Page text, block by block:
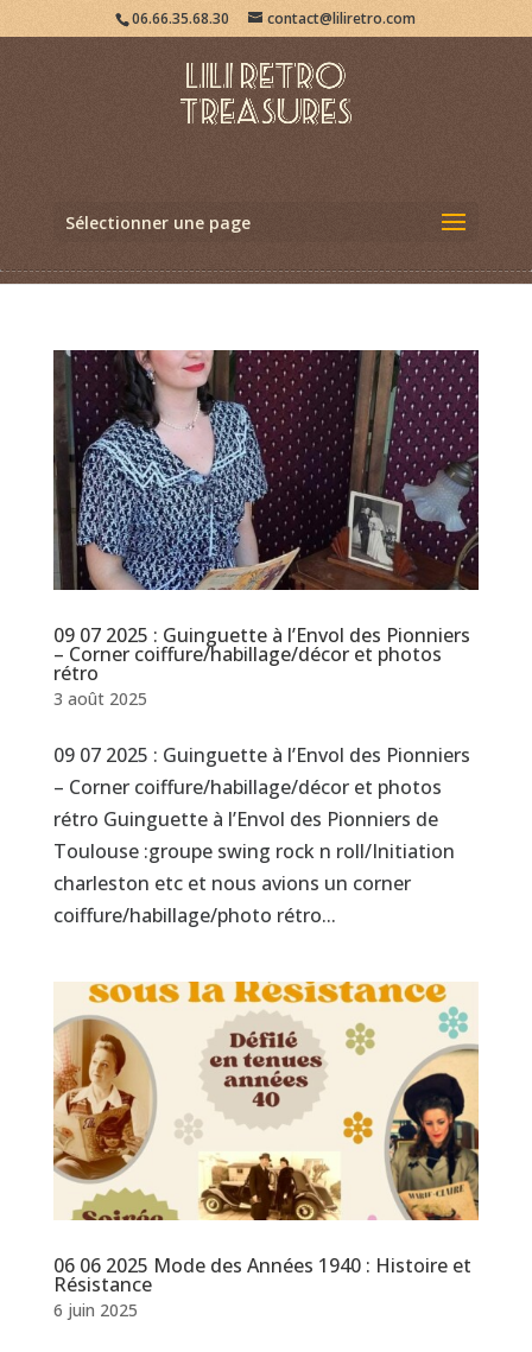
06.66.35.68.30 contact@liliretro.com
Sélectionner une page
09 07 2025 : Guinguette à l’Envol des Pionniers
– Corner coiffure/habillage/décor et photos
rétro
3 août 2025
09 07 2025 : Guinguette à l’Envol des Pionniers
– Corner coiffure/habillage/décor et photos
rétro Guinguette à l’Envol des Pionniers de
Toulouse :groupe swing rock n roll/Initiation
charleston etc et nous avions un corner
coiffure/habillage/photo rétro...
06 06 2025 Mode des Années 1940 : Histoire et
Résistance
6 juin 2025